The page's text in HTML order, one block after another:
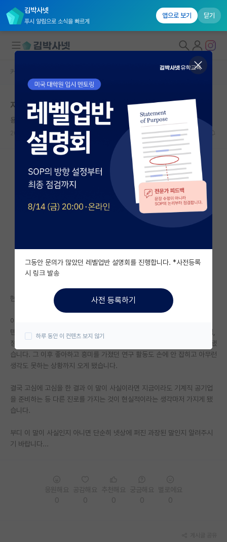
김박사넷
푸시 알림으로 소식을 빠르게
앱으로 보기 닫기
대학원생 모집
국내대학원 정보
연구실&오픈랩
커뮤니티
커뮤니티 홈
전체글보기
베스트 게시판
자유 게시판(아무개랩)
미국 유학 게시판
미국 대학원 합격 후기 게시판
대학원생 모집 게시판
연구실(PI) 홍보 게시판
석박사 채용 정보 게시판
임용 정보 게시판
학부 인턴 게시판
취업 게시판
커뮤니티 홈
지거국 출신 기계 박사는 취업 힘들까요?
용감한 칼 세이건
2023.03.19 13 4129
현재 하위 지거국 -> 30살 sshist 석사인 상황입니다...
이대로 큰 굴곡 없이 시간이 지난다면 35~6살에 박사학위를 취득하게 될
텐데 찾아보니 제가 당도할 지거국 출신 35살 박사라는 타이틀로는 대기업,
정출연은 물론이고 중견기업도 나이 때문에 채용되기 힘들다는 말을 듣게 됐
습니다. 그 이후 좋아하고 흥미를 가졌던 연구 활동도 손에 안 잡히고 아무런
생각도 못하는 상황까지 오게 됐습니다.
결국 고심에 고심을 한 결과 이 말이 사실이라면 지금이라도 기계직 공기업
을 준비하는 등 다른 진로를 가지는 것이 현실적이라는 생각마저 가지게 됐
습니다.
부디 이 말이 사실인지 아니면 단순히 넷상에 퍼진 과장된 말인지 알려주시
기 바랍니다...
그동안 문의가 많았던 레벨업반 설명회를 진행합니다. *사전등록
시 링크 발송
사전 등록하기
하루 동안 이 컨텐츠 보지 않기